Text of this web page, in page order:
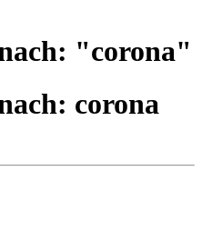
"corona"
corona